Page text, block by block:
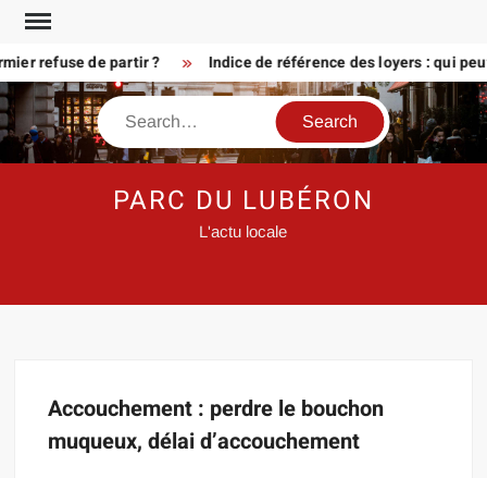
Skip
contentrefuse de partir ? Indice de référence des loyers : qui
Search
PARC DU LUBÉRON
L'actu locale
Accouchement : perdre le bouchon
muqueux, délai d’accouchement